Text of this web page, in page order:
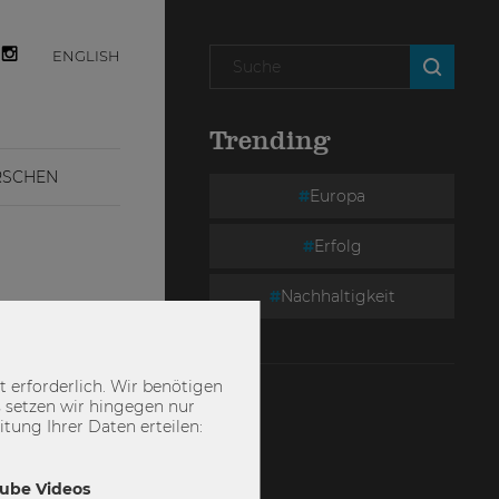
ENGLISH
Trending
Europa
Erfolg
Nachhaltigkeit
erforderlich. Wir benötigen
wir hingegen nur
Ihrer Daten erteilen:
Videos